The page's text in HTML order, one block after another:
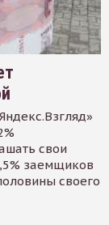
свои
заемщиков
своего